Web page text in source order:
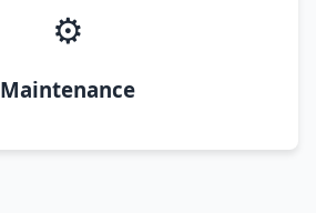
⚙️
Maintenance